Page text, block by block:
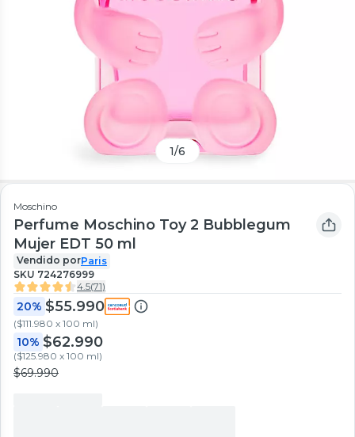
1/6
Moschino
Perfume Moschino Toy 2 Bubblegum
Mujer EDT 50 ml
Vendido porParis
SKU 724276999
4.5(71)
20% $55.990
($111.980 x 100 ml)
10% $62.990
($125.980 x 100 ml)
$69.990